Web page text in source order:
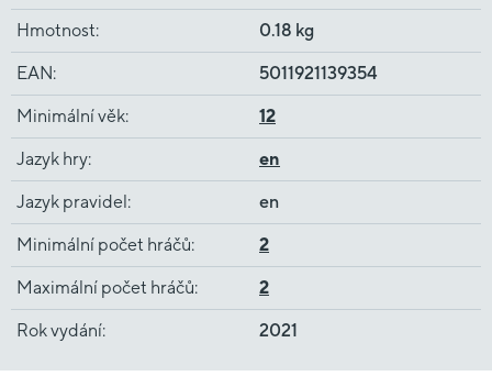
Hmotnost: 0.18 kg
EAN: 5011921139354
Minimální věk: 12
Jazyk hry: en
Jazyk pravidel : en
Minimální počet hráčů: 2
Maximální počet hráčů: 2
Rok vydání: 2021